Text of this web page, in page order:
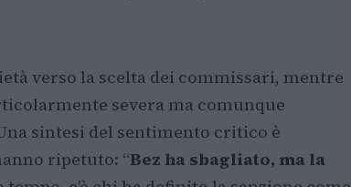
verso la scelta dei commissari, mentre
severa ma comunque
sintesi del sentimento critico è
ripetuto: “Bez ha sbagliato, ma la